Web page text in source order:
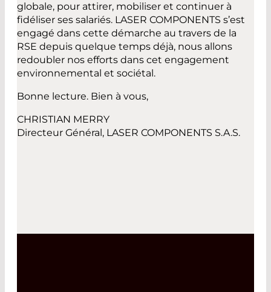
globale, pour attirer, mobiliser et continuer à
fidéliser ses salariés. LASER COMPONENTS s’est
engagé dans cette démarche au travers de la
RSE depuis quelque temps déjà, nous allons
redoubler nos efforts dans cet engagement
environnemental et sociétal.
Bonne lecture. Bien à vous,
CHRISTIAN MERRY
Directeur Général, LASER COMPONENTS S.A.S.